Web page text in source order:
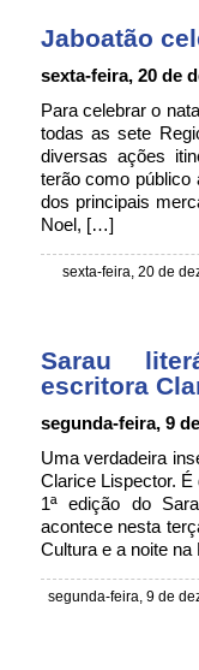
Jaboatão
sexta-feira, 20 de
Para celebrar o
todas as sete
diversas ações
terão como público
dos principais
Noel, […]
sexta-feira, 20 de
Sarau
escritora
segunda-feira, 9
Uma verdadeira
Clarice Lispector.
1ª edição do
acontece nesta
Cultura e a noite
segunda-feira, 9 de